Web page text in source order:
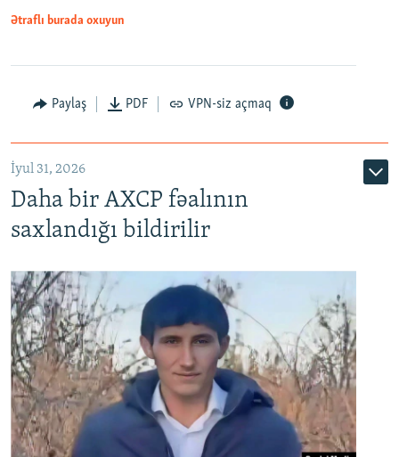
Ətraflı burada oxuyun
Paylaş PDF VPN-siz açmaq
İyul 31, 2026
Daha bir AXCP fəalının
saxlandığı bildirilir